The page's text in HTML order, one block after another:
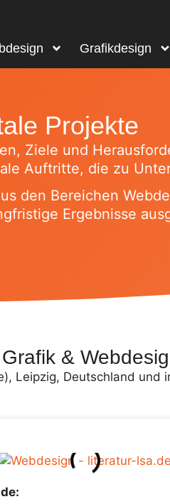
Grafikdesign
Projekte
Ziele und
Auftritte, die zu
den Bereichen
Ergebnisse
&
Leipzig, Deutschland und